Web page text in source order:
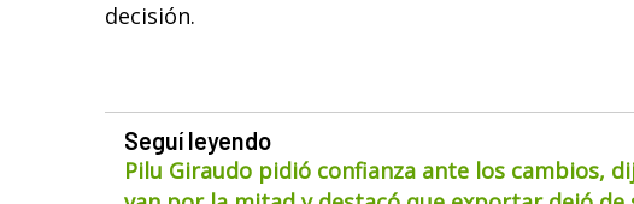
decisión.
Seguí leyendo
Pilu Giraudo pidió confianza ante los cambios,